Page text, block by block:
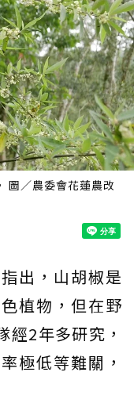
圖／農委會花蓮農改
出，山胡椒是
植物，但在野
經2年多研究，
極低等難關，